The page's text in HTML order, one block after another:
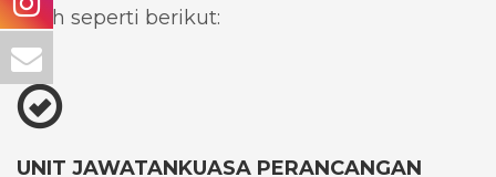
ialah seperti berikut:
UNIT JAWATANKUASA PERANCANGAN